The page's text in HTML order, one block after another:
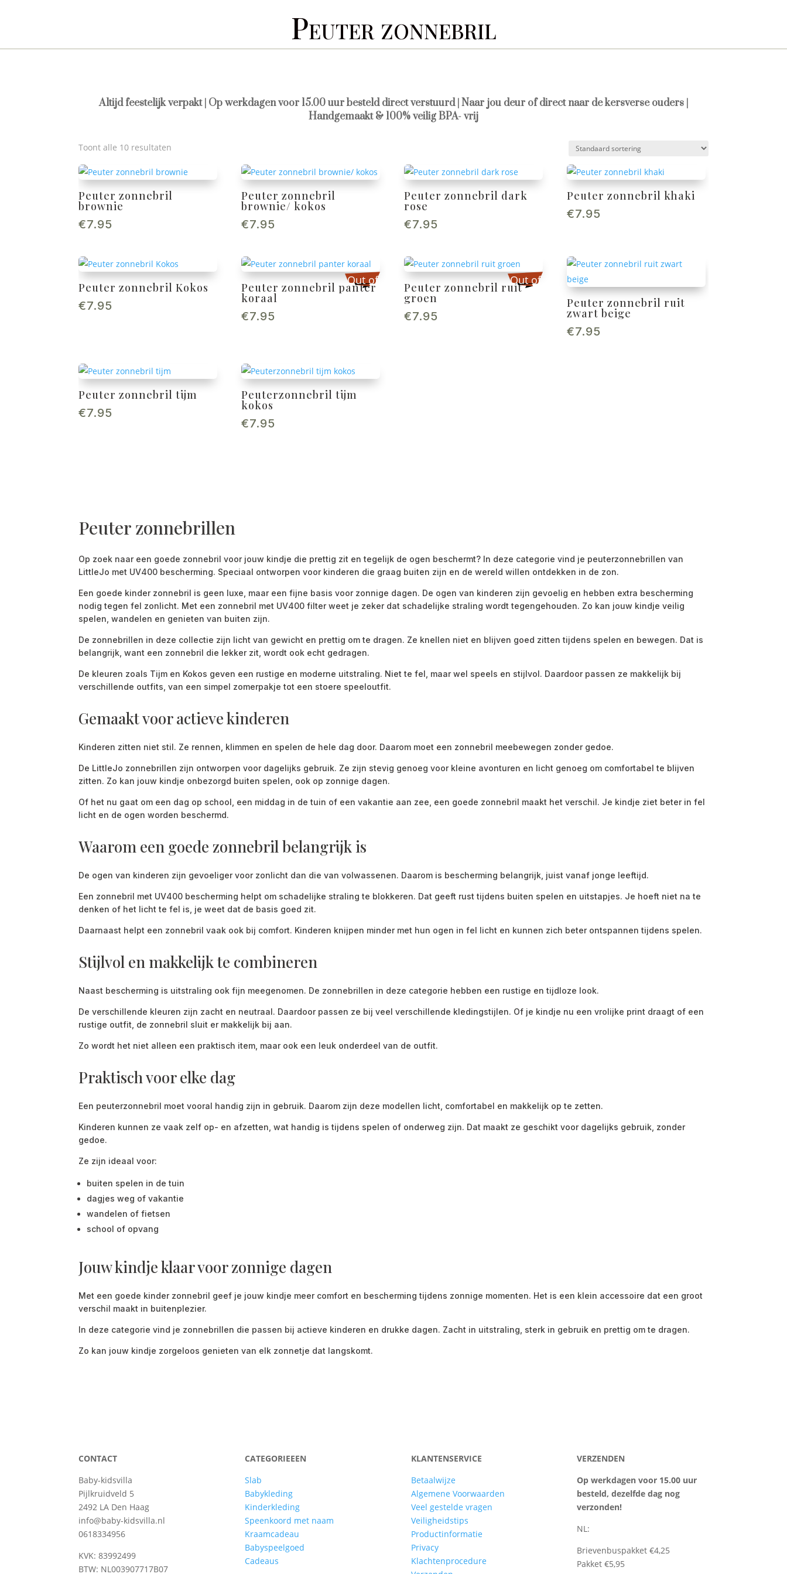
Peuter zonnebril
Altijd feestelijk verpakt | Op werkdagen voor 15.00 uur besteld direct verstuurd | Naar jou deur of direct naar de kersverse ouders |
Handgemaakt & 100% veilig BPA- vrij
Toont alle 10 resultaten
Peuter zonnebril
brownie
€7.95
Peuter zonnebril
brownie/ kokos
€7.95
Peuter zonnebril dark
rose
€7.95
Peuter zonnebril khaki
€7.95
Peuter zonnebril Kokos
€7.95
Out of
Peuter zonnebril panter
koraal
€7.95
Out of
Peuter zonnebril ruit
groen
€7.95
Peuter zonnebril ruit
zwart beige
€7.95
Peuter zonnebril tijm
€7.95
Peuterzonnebril tijm
kokos
€7.95
Peuter zonnebrillen
Op zoek naar een goede zonnebril voor jouw kindje die prettig zit en tegelijk de ogen beschermt? In deze categorie vind je peuterzonnebrillen van
LittleJo met UV400 bescherming. Speciaal ontworpen voor kinderen die graag buiten zijn en de wereld willen ontdekken in de zon.
Een goede kinder zonnebril is geen luxe, maar een fijne basis voor zonnige dagen. De ogen van kinderen zijn gevoelig en hebben extra bescherming
nodig tegen fel zonlicht. Met een zonnebril met UV400 filter weet je zeker dat schadelijke straling wordt tegengehouden. Zo kan jouw kindje veilig
spelen, wandelen en genieten van buiten zijn.
De zonnebrillen in deze collectie zijn licht van gewicht en prettig om te dragen. Ze knellen niet en blijven goed zitten tijdens spelen en bewegen. Dat is
belangrijk, want een zonnebril die lekker zit, wordt ook echt gedragen.
De kleuren zoals Tijm en Kokos geven een rustige en moderne uitstraling. Niet te fel, maar wel speels en stijlvol. Daardoor passen ze makkelijk bij
verschillende outfits, van een simpel zomerpakje tot een stoere speeloutfit.
Gemaakt voor actieve kinderen
Kinderen zitten niet stil. Ze rennen, klimmen en spelen de hele dag door. Daarom moet een zonnebril meebewegen zonder gedoe.
De LittleJo zonnebrillen zijn ontworpen voor dagelijks gebruik. Ze zijn stevig genoeg voor kleine avonturen en licht genoeg om comfortabel te blijven
zitten. Zo kan jouw kindje onbezorgd buiten spelen, ook op zonnige dagen.
Of het nu gaat om een dag op school, een middag in de tuin of een vakantie aan zee, een goede zonnebril maakt het verschil. Je kindje ziet beter in fel
licht en de ogen worden beschermd.
Waarom een goede zonnebril belangrijk is
De ogen van kinderen zijn gevoeliger voor zonlicht dan die van volwassenen. Daarom is bescherming belangrijk, juist vanaf jonge leeftijd.
Een zonnebril met UV400 bescherming helpt om schadelijke straling te blokkeren. Dat geeft rust tijdens buiten spelen en uitstapjes. Je hoeft niet na te
denken of het licht te fel is, je weet dat de basis goed zit.
Daarnaast helpt een zonnebril vaak ook bij comfort. Kinderen knijpen minder met hun ogen in fel licht en kunnen zich beter ontspannen tijdens spelen.
Stijlvol en makkelijk te combineren
Naast bescherming is uitstraling ook fijn meegenomen. De zonnebrillen in deze categorie hebben een rustige en tijdloze look.
De verschillende kleuren zijn zacht en neutraal. Daardoor passen ze bij veel verschillende kledingstijlen. Of je kindje nu een vrolijke print draagt of een
rustige outfit, de zonnebril sluit er makkelijk bij aan.
Zo wordt het niet alleen een praktisch item, maar ook een leuk onderdeel van de outfit.
Praktisch voor elke dag
Een peuterzonnebril moet vooral handig zijn in gebruik. Daarom zijn deze modellen licht, comfortabel en makkelijk op te zetten.
Kinderen kunnen ze vaak zelf op- en afzetten, wat handig is tijdens spelen of onderweg zijn. Dat maakt ze geschikt voor dagelijks gebruik, zonder
gedoe.
Ze zijn ideaal voor:
buiten spelen in de tuin
dagjes weg of vakantie
wandelen of fietsen
school of opvang
Jouw kindje klaar voor zonnige dagen
Met een goede kinder zonnebril geef je jouw kindje meer comfort en bescherming tijdens zonnige momenten. Het is een klein accessoire dat een groot
verschil maakt in buitenplezier.
In deze categorie vind je zonnebrillen die passen bij actieve kinderen en drukke dagen. Zacht in uitstraling, sterk in gebruik en prettig om te dragen.
Zo kan jouw kindje zorgeloos genieten van elk zonnetje dat langskomt.
CONTACT
Baby-kidsvilla
Pijlkruidveld 5
2492 LA Den Haag
info@baby-kidsvilla.nl
0618334956
KVK: 83992499
BTW: NL003907717B07
CATEGORIEEEN
Slab
Babykleding
Kinderkleding
Speenkoord met naam
Kraamcadeau
Babyspeelgoed
Cadeaus
KLANTENSERVICE
Betaalwijze
Algemene Voorwaarden
Veel gestelde vragen
Veiligheidstips
Productinformatie
Privacy
Klachtenprocedure
VERZENDEN
Op werkdagen voor 15.00 uur
besteld, dezelfde dag nog
verzonden!
NL:
Brievenbuspakket €4,25
Pakket €5,95